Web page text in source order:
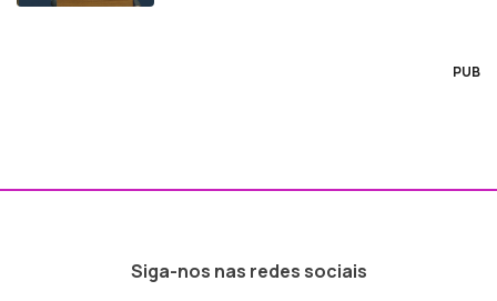
PUB
Siga-nos nas redes sociais